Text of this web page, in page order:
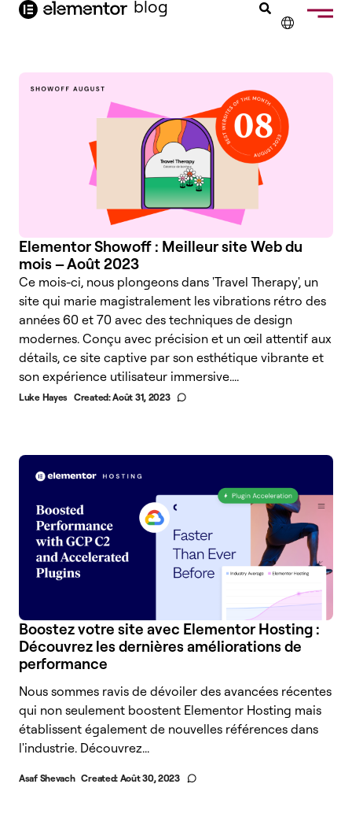
principal
blog
ENGLISH
NEDERLANDS
DEUTSCH
PORTUGUÊS
ITALIANO
Elementor Showoff : Meilleur site Web du
mois – Août 2023
Ce mois-ci, nous plongeons dans 'Travel Therapy', un
site qui marie magistralement les vibrations rétro des
années 60 et 70 avec des techniques de design
modernes. Conçu avec précision et un œil attentif aux
détails, ce site captive par son esthétique vibrante et
son expérience utilisateur immersive....
Luke Hayes Created:Août 31, 2023
Boostez votre site avec Elementor Hosting :
Découvrez les dernières améliorations de
performance
Nous sommes ravis de dévoiler des avancées récentes
qui non seulement boostent Elementor Hosting mais
établissent également de nouvelles références dans
l'industrie. Découvrez...
Asaf Shevach Created: Août 30, 2023